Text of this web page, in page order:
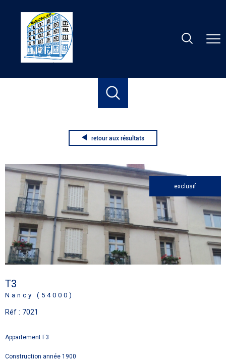
retour aux résultats
exclusif
T3
Nancy (54000)
Réf : 7021
Appartement F3
Construction année 1900